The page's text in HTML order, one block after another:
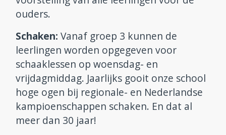
ouders.
Schaken: Vanaf groep 3 kunnen de
leerlingen worden opgegeven voor
schaaklessen op woensdag- en
vrijdagmiddag. Jaarlijks gooit onze school
hoge ogen bij regionale- en Nederlandse
kampioenschappen schaken. En dat al
meer dan 30 jaar!